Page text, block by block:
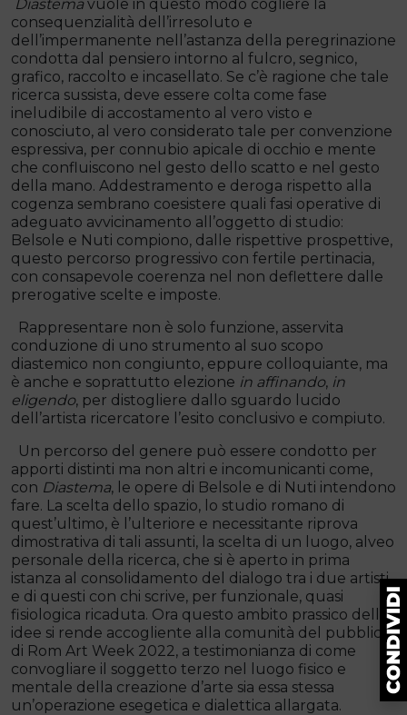
Diastemavuole in questo modo cogliere la
consequenzialità dell’irresoluto e
dell’impermanente nell’astanza della peregrinazione
condotta dal pensiero intorno al fulcro, segnico,
grafico, raccolto e incasellato. Se c’è ragione che tale
ricerca sussista, deve essere colta come fase
ineludibile di accostamento al vero visto e
conosciuto, al vero considerato tale per convenzione
espressiva, per connubio apicale di occhio e mente
che confluiscono nel gesto dello scatto e nel gesto
della mano. Addestramento e deroga rispetto alla
cogenza sembrano coesistere quali fasi operative di
adeguato avvicinamento all’oggetto di studio:
Belsole e Nuti compiono, dalle rispettive prospettive,
questo percorso progressivo con fertile pertinacia,
con consapevole coerenza nel non deflettere dalle
prerogative scelte e imposte.
Rappresentare non è solo funzione, asservita
conduzione di uno strumento al suo scopo
diastemico non congiunto, eppure colloquiante, ma
è anche e soprattutto elezione in affinando, in
eligendo, per distogliere dallo sguardo lucido
dell’artista ricercatore l’esito conclusivo e compiuto.
Un percorso del genere può essere condotto per
apporti distinti ma non altri e incomunicanti come,
con Diastema, le opere di Belsole e di Nuti intendono
fare. La scelta dello spazio, lo studio romano di
quest’ultimo, è l’ulteriore e necessitante riprova
dimostrativa di tali assunti, la scelta di un luogo, alveo
personale della ricerca, che si è aperto in prima
istanza al consolidamento del dialogo tra i due artisti
e di questi con chi scrive, per funzionale, quasi
fisiologica ricaduta. Ora questo ambito prassico delle
idee si rende accogliente alla comunità del pubblico
di Rom Art Week 2022, a testimonianza di come
convogliare il soggetto terzo nel luogo fisico e
mentale della creazione d’arte sia essa stessa
un’operazione esegetica e dialettica allargata.